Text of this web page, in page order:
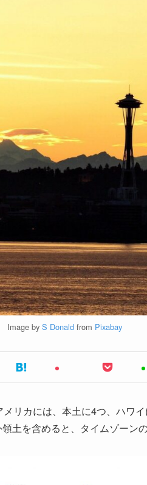
Image by S Donaldfrom Pixabay
リカには、本土に4つ、ハワ
土を含めると、タイムゾーン